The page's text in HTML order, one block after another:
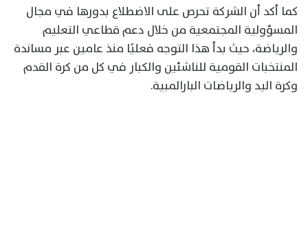
كما أكد أن الشركة تحرص على الاضطلاع بدورها في مجال
المسؤولية المجتمعية من خلال دعم قطاعي التعليم
والرياضة، حيث بدأ هذا التوجه فعليًا منذ عامين عبر مساندة
المنتخبات القومية للناشئين والكبار في كل من كرة القدم
وكرة اليد والرياضات البارالمبية.